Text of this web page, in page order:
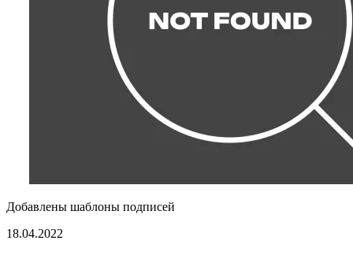
Добавлены шаблоны подписей
18.04.2022